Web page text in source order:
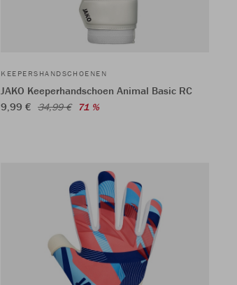
KEEPERSHANDSCHOENEN
JAKO Keeperhandschoen Animal Basic RC
9,99 € 34,99 € 71 %